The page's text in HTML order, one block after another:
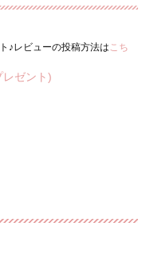
♪レビューの投稿方法は こち
ゼント)